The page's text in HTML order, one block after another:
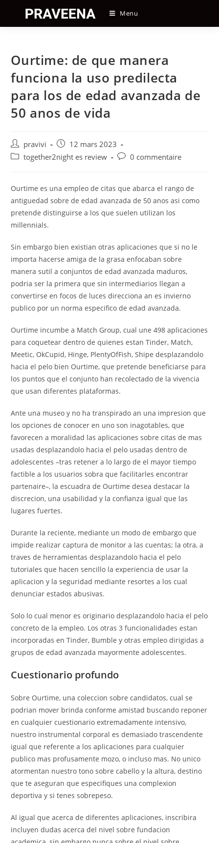
content
Menu
Ourtime: de que manera
funciona la uso predilecta
para los de edad avanzada de
50 anos de vida
Auteur/autrice
de
pravivi
Post
published:
12 mars 2023
Posttogether2night es review
Post0 commentaire
Ourtime es una empleo de citas que abarca el rango de
antiguedad sobre de edad avanzada de 50 anos asi­ como
pretende distinguirse a los que suelen utilizan los
millennials.
Sin embargo bien existian otras aplicaciones que si no le
importa hacerse amiga de la grasa enfocaban sobre
manera sutil a conjuntos de edad avanzada maduros,
podria ser la primera que sin intermediarios llegan a
convertirse en focos de luces direcciona an es invierno
publico por un norma especifico de edad avanzada.
Ourtime incumbe a Match Group, cual une 498 aplicaciones
para coquetear dentro de quienes estan Tinder, Match,
Meetic, OkCupid, Hinge, PlentyOfFish, Shipe desplazandolo
hacia el pelo bien Ourtime, que pretende beneficiarse para
los puntos que el conjunto han recolectado de la vivencia
que usan diferentes plataformas.
Ante una museo y no ha transpirado an una impresion que
los opciones de conocer en uno son inagotables, que
favorecen a moralidad las aplicaciones sobre citas de mas
usadas desplazandolo hacia el pelo usadas dentro de
adolescentes –tras retener a lo largo de el mayor tiempo
factible a los usuarios sobra que facilitarles encontrar
partenaire–, la escuadra de Ourtime desea destacar la
discrecion, una usabilidad y la confianza igual que las
lugares fuertes.
Durante la reciente, mediante un modo de embargo que
impide realizar captura de monitor a las cuentas; la otra, a
traves de herramientas desplazandolo hacia el pelo
tutoriales que hacen sencillo la experiencia de usar la
aplicacion y la seguridad mediante resortes a los cual
denunciar estados abusivas.
Solo lo cual menor es originario desplazandolo hacia el pelo
concreto de la empleo. Los otras 3 funcionalidades estan
incorporadas en Tinder, Bumble y otras empleo dirigidas a
grupos de edad avanzada mayormente adolescentes.
Cuestionario profundo
Sobre Ourtime, una coleccion sobre candidatos, cual se
podri­an mover brinda conforme amistad buscando reponer
en cualquier cuestionario extremadamente intensivo,
nuestro instrumental corporal es demasiado trascendente
igual que referente a los aplicaciones para cualquier
publico mas profusamente mozo, o incluso mas. No unico
atormentan nuestro tono sobre cabello y la altura, destino
que te aseguran que especifiques una complexion
deportiva y si tenes sobrepeso.
Al igual que acerca de diferentes aplicaciones, inscribira
incluyen dudas acerca del nivel sobre fundacion